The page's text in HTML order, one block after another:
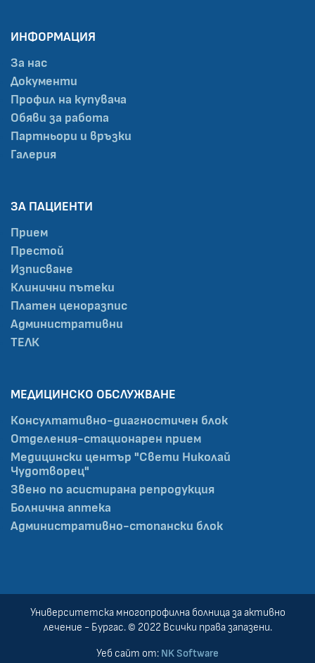
ИНФОРМАЦИЯ
За нас
Документи
Профил на купувача
Обяви за работа
Партньори и връзки
Галерия
ЗА ПАЦИЕНТИ
Прием
Престой
Изписване
Клинични пътеки
Платен ценоразпис
Административни
ТЕЛК
МЕДИЦИНСКО ОБСЛУЖВАНЕ
Консултативно-диагностичен блок
Отделения-стационарен прием
Медицински център "Свети Николай
Чудотворец"
Звено по асистирана репродукция
Болнична аптека
Административно-стопански блок
Университетска многопрофилна болница за активно
лечение - Бургас. © 2022 Всички права запазени.
Уеб сайт от: NK Software